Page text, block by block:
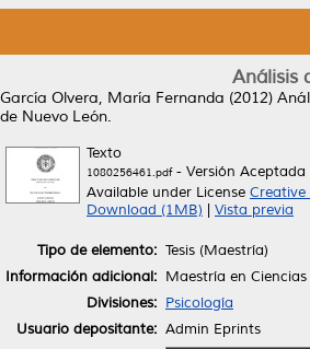
Análisis
García Olvera, María Fernanda (2012)
de Nuevo León.
Texto
1080256461.pdf- Versión Aceptada
Available under License
Download (1MB)
Vista previa
Tipo de elemento: Tesis (Maestría)
Información adicional: Maestría en
Divisiones: Psicología
Usuario depositante: Admin Eprints